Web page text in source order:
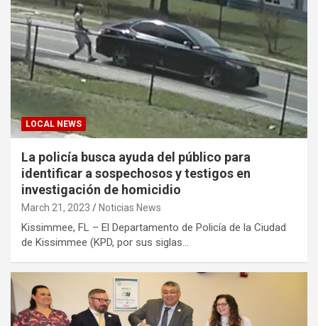
LOCAL NEWS
La policía busca ayuda del público para
identificar a sospechosos y testigos en
investigación de homicidio
March 21, 2023 Noticias News
Kissimmee, FL – El Departamento de Policía de la Ciudad
de Kissimmee (KPD, por sus siglas…